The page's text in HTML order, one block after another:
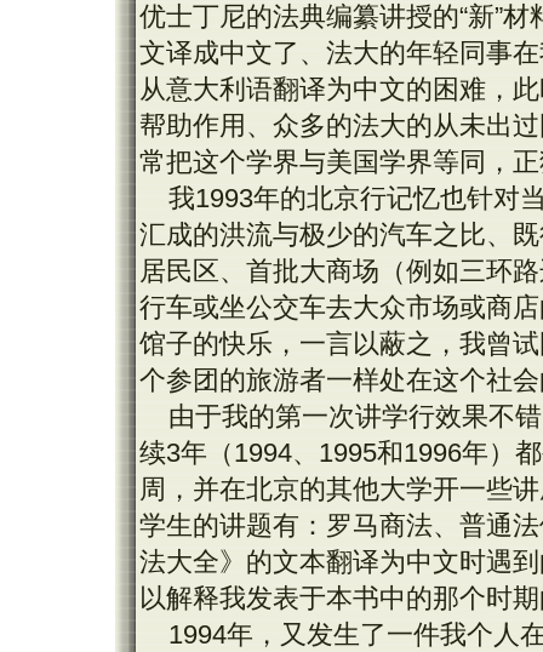
优士丁尼的法典编纂讲授的“新”
文译成中文了、法大的年轻同事
从意大利语翻译为中文的困难，
帮助作用、众多的法大的从未出
常把这个学界与美国学界等同，
我1993年的北京行记忆也针对
汇成的洪流与极少的汽车之比、
居民区、首批大商场（例如三环
行车或坐公交车去大众市场或商
馆子的快乐，一言以蔽之，我曾
个参团的旅游者一样处在这个社
由于我的第一次讲学行效果不
续3年（1994、1995和1996年）
周，并在北京的其他大学开一些
学生的讲题有：罗马商法、普通
法大全》的文本翻译为中文时遇
以解释我发表于本书中的那个时
1994年，又发生了一件我个人